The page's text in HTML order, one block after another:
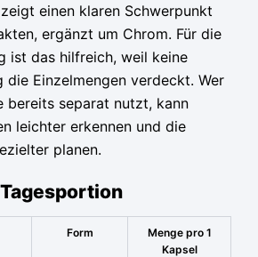
einen klaren Schwerpunkt
ergänzt um Chrom. Für die
ist das hilfreich, weil keine
die Einzelmengen verdeckt. Wer
bereits separat nutzt, kann
leichter erkennen und die
planen.
Form
Menge pro 1
Kapsel